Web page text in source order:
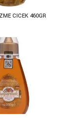
CICEK 460GR